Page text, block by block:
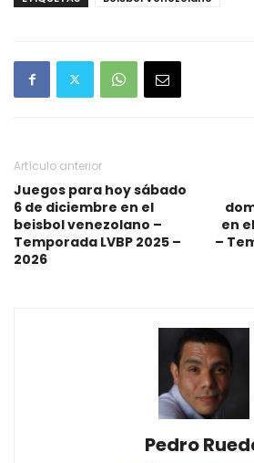
Artículo anterior
Juegos para hoy sábado
6 de diciembre en el
beisbol venezolano –
Temporada LVBP 2025 –
2026
en
–
Pedro